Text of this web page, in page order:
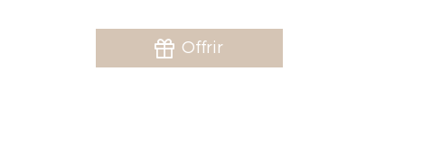
Offrir